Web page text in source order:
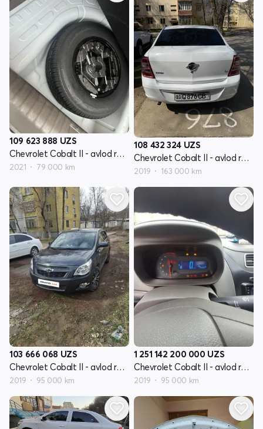
109 623 888 UZS
Chevrolet Cobalt II - avlod restyling
2021 79 000 km
108 432 324 UZS
Chevrolet Cobalt II - avlod restyling
2019 163 000 km
103 666 068 UZS
Chevrolet Cobalt II - avlod restyling
2019 95 000 km
1 251 142 200 000 UZS
Chevrolet Cobalt II - avlod restyling
2019 95 000 km